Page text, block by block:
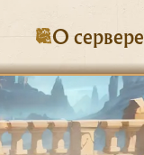
О сервере